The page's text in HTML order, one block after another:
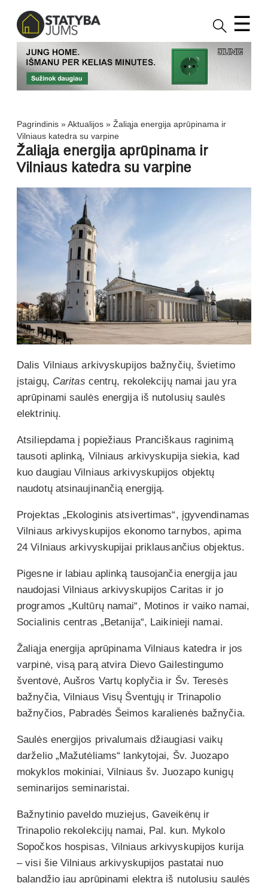
☰
Pagrindinis »Aktualijos » Žaliąja energija aprūpinama ir
Vilniaus katedra su varpine
Žaliąja energija aprūpinama ir
Vilniaus katedra su varpine
Dalis Vilniaus arkivyskupijos bažnyčių, švietimo
įstaigų, Caritas centrų, rekolekcijų namai jau yra
aprūpinami saulės energija iš nutolusių saulės
elektrinių.
Atsiliepdama į popiežiaus Pranciškaus raginimą
tausoti aplinką, Vilniaus arkivyskupija siekia, kad
kuo daugiau Vilniaus arkivyskupijos objektų
naudotų atsinaujinančią energiją.
Projektas „Ekologinis atsivertimas“, įgyvendinamas
Vilniaus arkivyskupijos ekonomo tarnybos, apima
24 Vilniaus arkivyskupijai priklausančius objektus.
Pigesne ir labiau aplinką tausojančia energija jau
naudojasi Vilniaus arkivyskupijos Caritas ir jo
programos „Kultūrų namai“, Motinos ir vaiko namai,
Socialinis centras „Betanija“, Laikinieji namai.
Žaliąja energija aprūpinama Vilniaus katedra ir jos
varpinė, visą parą atvira Dievo Gailestingumo
šventovė, Aušros Vartų koplyčia ir Šv. Teresės
bažnyčia, Vilniaus Visų Šventųjų ir Trinapolio
bažnyčios, Pabradės Šeimos karalienės bažnyčia.
Saulės energijos privalumais džiaugiasi vaikų
darželio „Mažutėliams“ lankytojai, Šv. Juozapo
mokyklos mokiniai, Vilniaus šv. Juozapo kunigų
seminarijos seminaristai.
Bažnytinio paveldo muziejus, Gaveikėnų ir
Trinapolio rekolekcijų namai, Pal. kun. Mykolo
Sopočkos hospisas, Vilniaus arkivyskupijos kurija
– visi šie Vilniaus arkivyskupijos pastatai nuo
balandžio jau aprūpinami elektra iš nutolusių saulės